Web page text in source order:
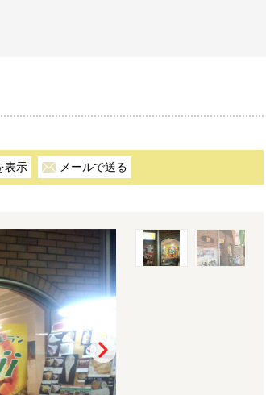
メールで送る